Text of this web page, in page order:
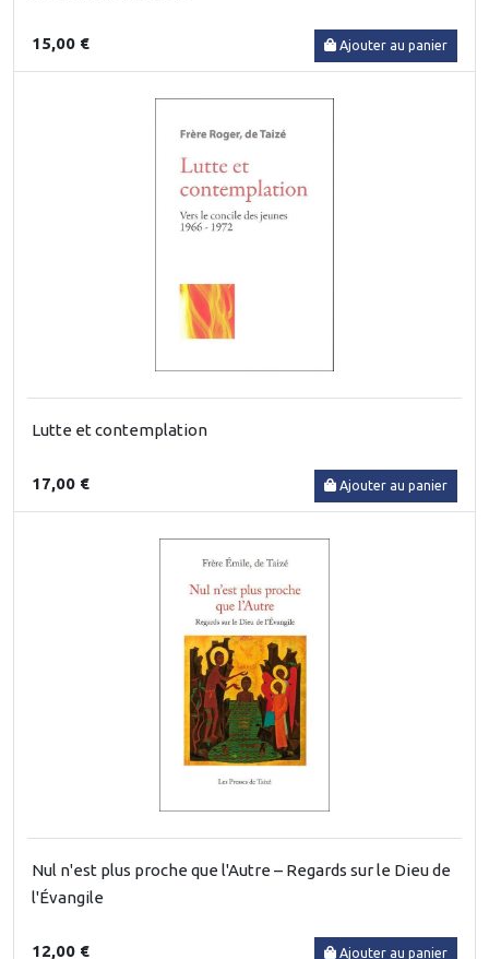
15,00 € Ajouter au panier
Lutte et contemplation
17,00 € Ajouter au panier
Nul n'est plus proche que l'Autre – Regards sur le Dieu de
l'Évangile
12,00 € Ajouter au panier